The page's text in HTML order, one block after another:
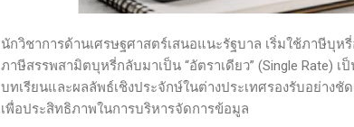
นักวิชาการด้านเศรษฐศาสตร์เสนอแนะรัฐบาล เริ่มใช้ภาษีบุ
ภาษีสรรพสามิตบุหรี่กลับมาเป็น “อัตราเดียว” (Single Rate)
บทเรียนและผลลัพธ์เชิงประจักษ์ในต่างประเทศรองรับอย่าง
เพื่อประสิทธิภาพในการบริหารจัดการข้อมูล